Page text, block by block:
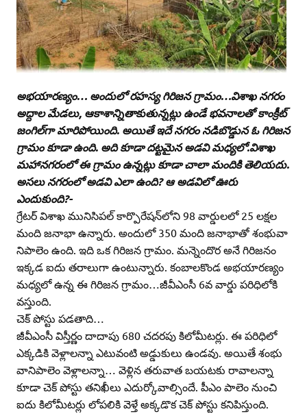
అభయారణ్యం… అందులో రహస్య గిరిజన గ్రామం…విశాఖ నగరం
అద్దాల మేడలు, ఆకాశాన్నితాకుతున్నట్లు ఉండే భవనాలతో కాంక్రీట్‌
జంగిల్‌గా మారిపోయింది. అయితే ఇదే నగరం నడిబొడ్డున ఓ గిరిజన
గ్రామం కూడా ఉంది. అది కూడా దట్టమైన అడవి మధ్యలో.విశాఖ
మహానగరంలో ఈ గ్రామం ఉన్నట్లు కూడా చాలా మందికి తెలియదు.
అసలు నగరంలో అడవి ఎలా ఉంది? ఆ అడవిలో ఊరు
ఎందుకుంది?-
గ్రేటర్‌ విశాఖ మునిసిపల్‌ కార్పొరేషన్‌లోని 98 వార్డులలో 25 లక్షల
మంది జనాభా ఉన్నారు. అందులో 350 మంది జనాభాతో శంభువా
నిపాలెం ఉంది. ఇది ఒక గిరిజన గ్రామం. మన్నెందొర అనే గిరిజనం
ఇక్కడ ఐదు తరాలుగా ఉంటున్నారు. కంబాలకొండ అభయారణ్యం
మధ్యలో ఉన్న ఈ గిరిజన గ్రామం…జీవీఎంసీ 6వ వార్డు పరిధిలోకి
వస్తుంది.
చెక్‌ పోస్టు పడతాది…
జీవీఎంసీ విస్తీర్ణం దాదాపు 680 చదరపు కిలోమీటర్లు. ఈ పరిధిలో
ఎక్కడికి వెళ్లాలన్నా ఎటువంటి అడ్డుకులు ఉండవు. అయితే శంభు
వానిపాలెం వెళ్లాలన్నా… వెళ్లిన తరువాత బయటకు రావాలన్నా
కూడా చెక్‌ పోస్టు తనిఖీలు ఎదుర్కోవాల్సిందే. పీఎం పాలెం నుంచి
ఐదు కిలోమీటర్లు లోపలికి వెళ్తే అక్కడొక చెక్‌ పోస్టు కనిపిస్తుంది.